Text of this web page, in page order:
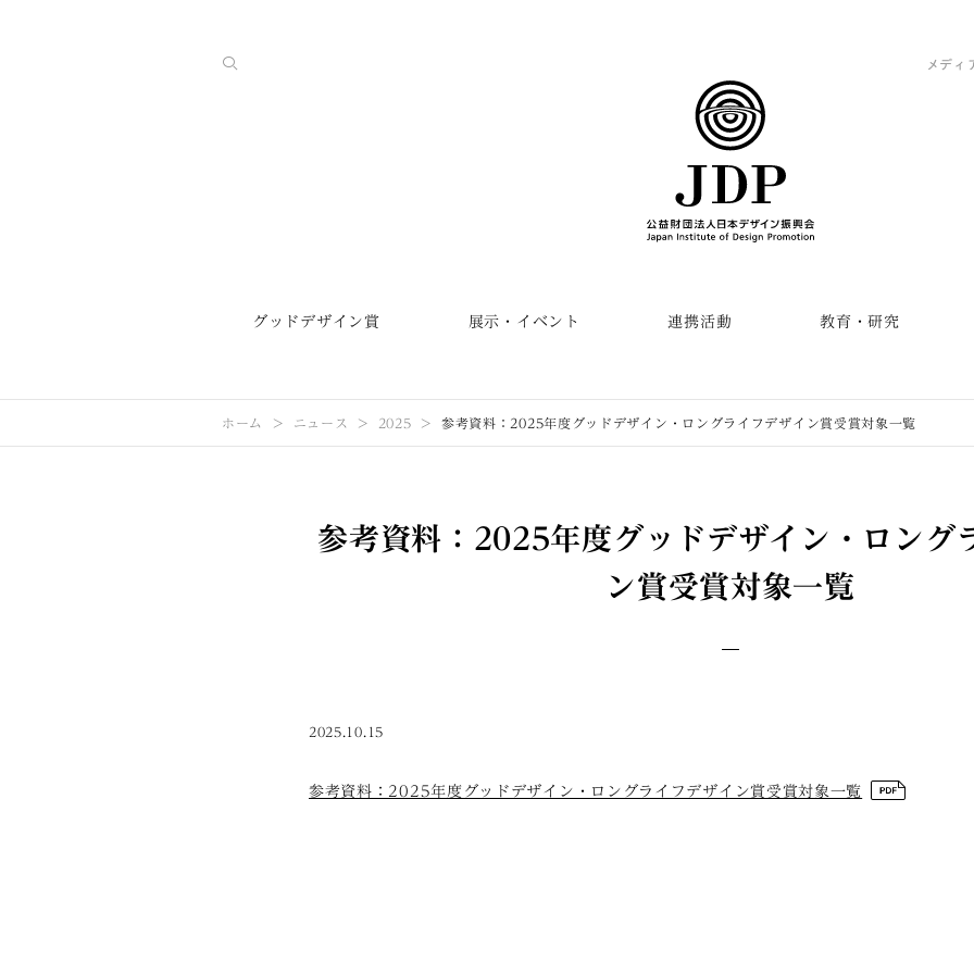
メディ
グッドデザイン賞 展示・イベント 連携活動 教育・研究
ホーム ニュース 2025 参考資料：2025年度グッドデザイン・ロングライフデザイン賞受賞対象一覧
参考資料：2025年度グッドデザイン・ロング
ン賞受賞対象一覧
2025.10.15
参考資料：2025年度グッドデザイン・ロングライフデザイン賞受賞対象一覧